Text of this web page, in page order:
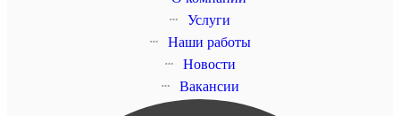
Услуги
Наши работы
Новости
Вакансии